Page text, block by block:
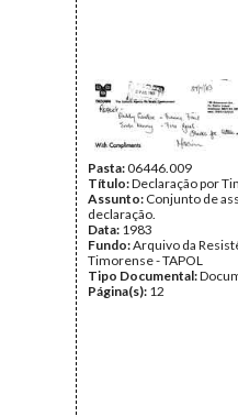
Pasta:06446.009
Título:Declaração por
Assunto: Conjunto de
declaração.
Data: 1983
Fundo:Arquivo da
Timorense - TAPOL
Tipo Documental:
Página(s): 12